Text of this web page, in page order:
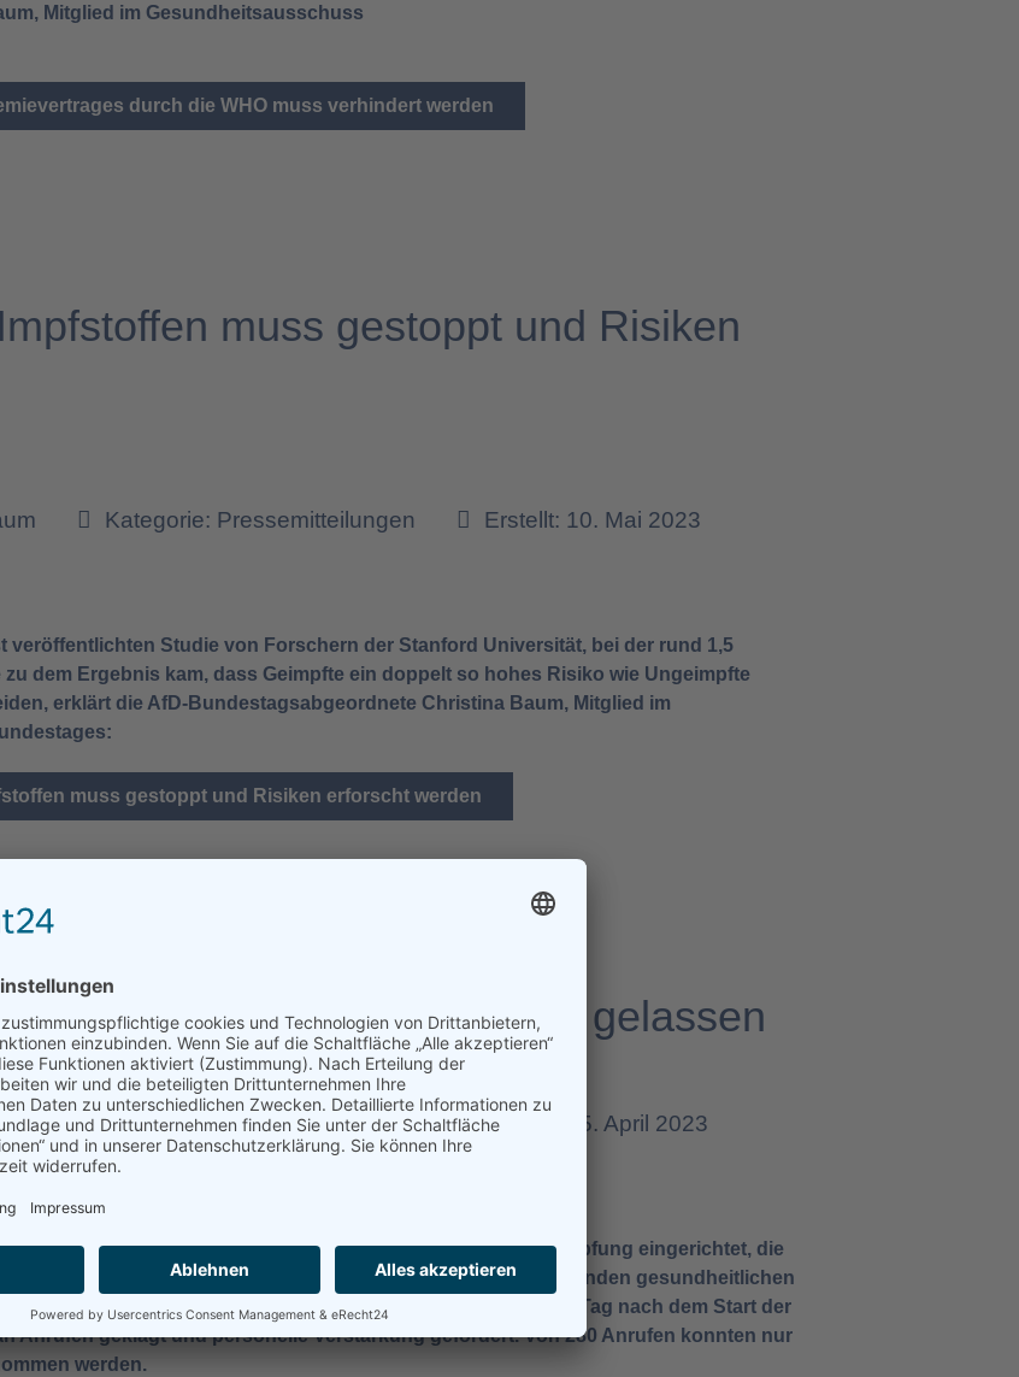
Mitglied im Gesundheitsausschuss
durch die WHO muss verhindert werden
muss gestoppt und Risiken
Kategorie: Pressemitteilungen Erstellt: 10. Mai 2023
veröffentlichten Studie von Forschern der Stanford Universität, bei der rund 1,5
dem Ergebnis kam, dass Geimpfte ein doppelt so hohes Risiko wie Ungeimpfte
erklärt die AfD-Bundestagsabgeordnete Christina Baum, Mitglied im
muss gestoppt und Risiken erforscht werden
Impfung werden im Stich gelassen
Kategorie:Pressemitteilungen Erstellt: 05. April 2023
hat Bayern eine eigene Hotline für Geschädigte der Corona-Impfung eingerichtet, die
Betroffene, die unter dem Post-Vac-Syndrom mit anhaltenden gesundheitlichen
leiden, anrufen und ihre Probleme schildern. Bereits einen Tag nach dem Start der
Anrufen geklagt und personelle Verstärkung gefordert. Von 280 Anrufen konnten nur
werden.